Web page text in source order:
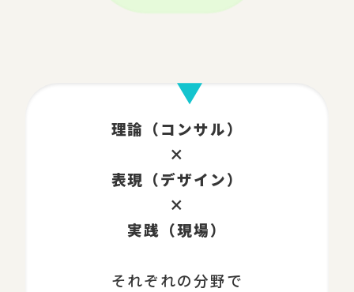
理論（コンサル）
×
表現（デザイン）
×
実践（現場）
それぞれの分野で